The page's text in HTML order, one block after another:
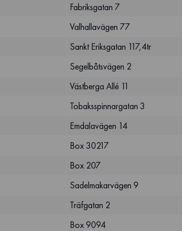
Fabriksgatan 7
Valhallavägen 77
Sankt Eriksgatan 117,4tr
Segelbåtsvägen 2
Västberga Allé 11
Tobaksspinnargatan 3
Emdalavägen 14
Box 30217
Box 207
Sadelmakarvägen 9
Träfgatan 2
Box 9094